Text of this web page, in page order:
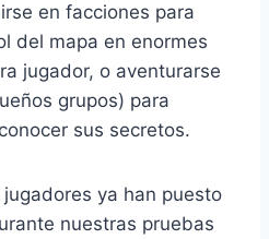
en facciones para
del mapa en enormes
jugador, o aventurarse
grupos) para
sus secretos.
ya han puesto
nuestras pruebas